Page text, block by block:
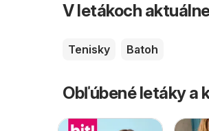
V letákoch
Tenisky Batoh
Obľúbené letáky a